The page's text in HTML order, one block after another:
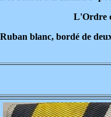
L'Ordre
Ruban blanc, bordé de